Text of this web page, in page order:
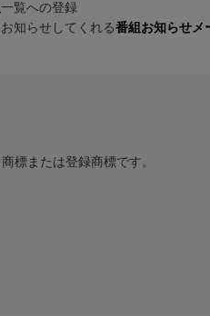
一覧への登録
知らせしてくれる番組お知らせメ
標または登録商標です。